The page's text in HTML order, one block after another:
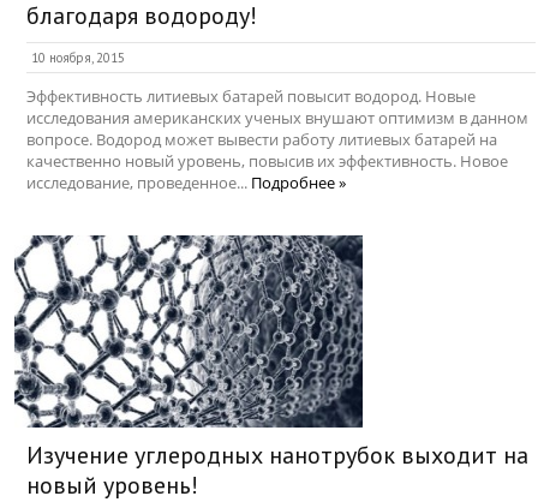
благодаря водороду!
10 ноября, 2015
Эффективность литиевых батарей повысит водород. Новые
исследования американских ученых внушают оптимизм в данном
вопросе. Водород может вывести работу литиевых батарей на
качественно новый уровень, повысив их эффективность. Новое
исследование, проведенное... Подробнее »
Изучение углеродных нанотрубок выходит на
новый уровень!